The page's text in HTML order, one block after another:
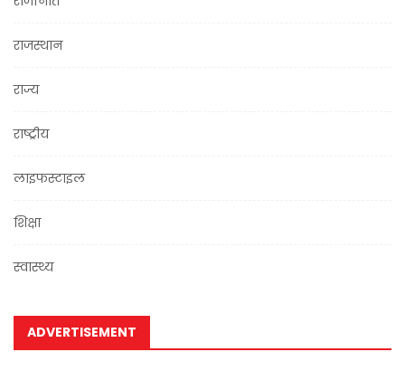
राजस्थान
राज्य
राष्ट्रीय
लाइफस्टाइल
शिक्षा
स्वास्थ्य
ADVERTISEMENT